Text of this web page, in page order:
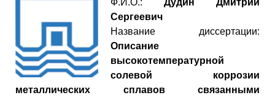
Ф.И.О.: Дудин Дмитрий
Сергеевич
Название диссертации:
Описание
высокотемпературной
солевой коррозии
металлических сплавов связанными